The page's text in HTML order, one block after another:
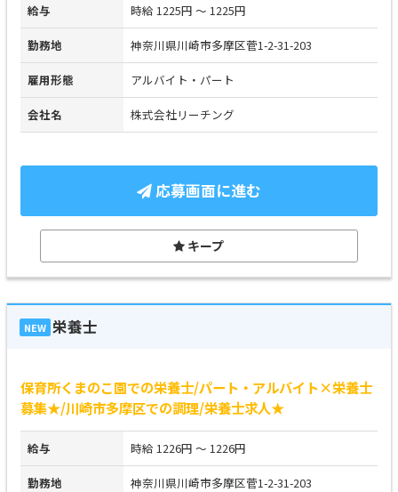
給与 時給 1225円 ～ 1225円
勤務地 神奈川県川崎市多摩区菅1-2-31-203
雇用形態 アルバイト・パート
会社名 株式会社リーチング
応募画面に進む
キープ
NEW 栄養士
保育所くまのこ園での栄養士/パート・アルバイト×栄養士
募集★/川崎市多摩区での調理/栄養士求人★
給与 時給 1226円 ～ 1226円
勤務地 神奈川県川崎市多摩区菅1-2-31-203